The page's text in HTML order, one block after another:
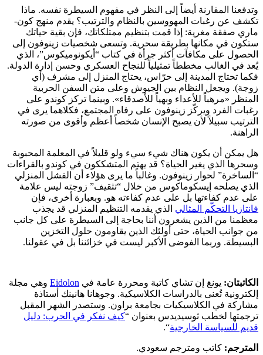
وتدفعنا المقارنة أيضاً إلى النظر في مفهوم السيطرة نفسه. ماذا
تكشف عن رغبات المهووسين بالنظام والترتيب؟ يقدم منهج كون-
ماري صفقة مغرية: إذا قمت بتنظيم ممتلكاتك، فإن بقية حياتك
ستكون في مكانها بطريقة سحرية. وتسعى شخصيات زينوفون إلى
الحصول على مكافآت أكثر جرأة في كتاب “أيكونوميكوس”، الذي
يُعد في الغالب مخططاً تمثيلياً للنجاح العسكري وحسن إدارة الدولة.
فكما تحتاج المدينة إلى حرّاس، يحتاج المنزل إلى مشرف (أي
زوجة). ويجعل النظام بين الجيوش وعلى متن السفن الحربية
المنظر «مرهباً للأعداء وبهياً للأصدقاء». وبينما تركز كوندو على
رغبات الفرد ويركّز زينوفون على رفاه المجتمع، فكلاهما يرى في
الترتيب سبيلاً لأن يصبح الإنسان شخصاً أعظم وأقوى من صورته
الراهنة.
هل يمكن أن يكون هناك شيء سيء ولو قليلاً في المعلمة المحبوبة
وسحرها الذي يغير الحياة؟ قد يهتم المتشككون في كوندو بالقراءات
“الساخرة” لحوار زينوفون. وغالباً ما يرى هؤلاء أن الفشل المنزلي
الذي يصلحه إيسكوماكوس من خلال “تثقيف” زوجته ليس علامة
على عدم كفاءتها بل على عدم كفاءته هو. وبعبارة أخرى، فإن
فانتازيا التحكّم المثالي الذي يقدمه التنظيم المنزلي قد يجذب
معظمنا من الذين يشعرون أننا بحاجة إلى السيطرة على كل جانب
من جوانب الحياة، حتى أولئك الذين يقاومون حلول التخزين
البسيطة. وربما الفوضى الأكبر ليست في خزائننا بل في عقولنا.
الكاتبتان: يونغ إن تشاي كاتبة ومحررة عامة في Eidolon وهي مجلة
إلكترونية تُعنى بالدراسات الكلاسيكية. وجوهانا هانينك أستاذة
مشاركة في الكلاسيكيات بجامعة براون. وستصدر الشهر المقبل
ترجمتها لخطب ثوسيديدس بعنوان “كيف نفكر في الحرب: دليل
قديم للسياسة الخارجية“.
المترجم: كاتب ومترجم سعودي.